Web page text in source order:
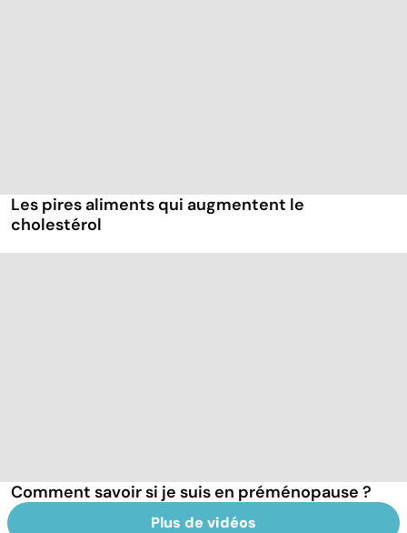
Les pires aliments qui augmentent le
cholestérol
Comment savoir si je suis en préménopause ?
Plus de vidéos